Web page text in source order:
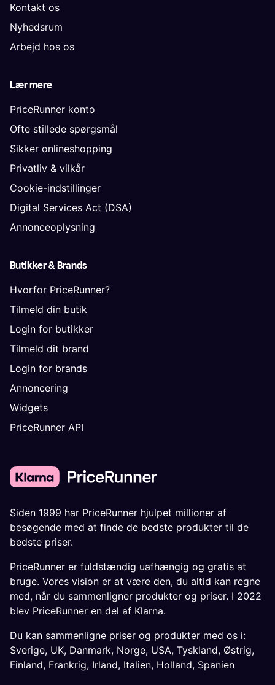
Kontakt os
Nyhedsrum
Arbejd hos os
Lær mere
PriceRunner konto
Ofte stillede spørgsmål
Sikker onlineshopping
Privatliv & vilkår
Cookie-indstillinger
Digital Services Act (DSA)
Annonceoplysning
Butikker & Brands
Hvorfor PriceRunner?
Tilmeld din butik
Login for butikker
Tilmeld dit brand
Login for brands
Annoncering
Widgets
PriceRunner API
Siden 1999 har PriceRunner hjulpet millioner af
besøgende med at finde de bedste produkter til de
bedste priser.
PriceRunner er fuldstændig uafhængig og gratis at
bruge. Vores vision er at være den, du altid kan regne
med, når du sammenligner produkter og priser. I 2022
blev PriceRunner en del af Klarna.
Du kan sammenligne priser og produkter med os i:
Sverige, UK, Danmark, Norge, USA, Tyskland, Østrig,
Finland, Frankrig, Irland, Italien, Holland, Spanien